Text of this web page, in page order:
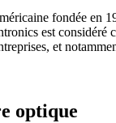
fondée en
est considéré
et
optique